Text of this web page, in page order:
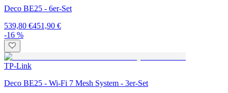
Deco BE25 - 6er-Set
539,80 €451,90 €
-16 %
TP-Link
Deco BE25 - Wi-Fi 7 Mesh System - 3er-Set